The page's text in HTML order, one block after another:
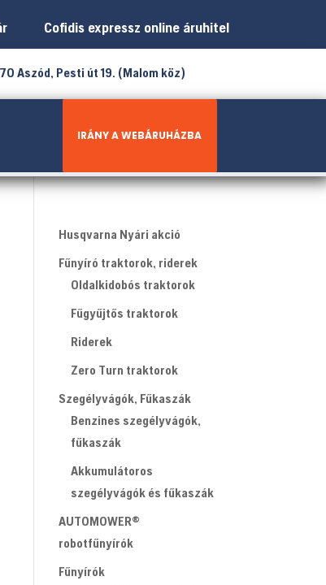
Cofidis expressz online áruhitel
Aszód, Pesti út 19. (Malom köz)
IRÁNY A WEBÁRUHÁZBA
Husqvarna Nyári akció
Fűnyíró traktorok, riderek
Oldalkidobós traktorok
Fűgyűjtős traktorok
Riderek
Zero Turn traktorok
Szegélyvágók, Fűkaszák
Benzines szegélyvágók,
fűkaszák
Akkumulátoros
szegélyvágók és fűkaszák
AUTOMOWER®
robotfűnyírók
Fűnyírók